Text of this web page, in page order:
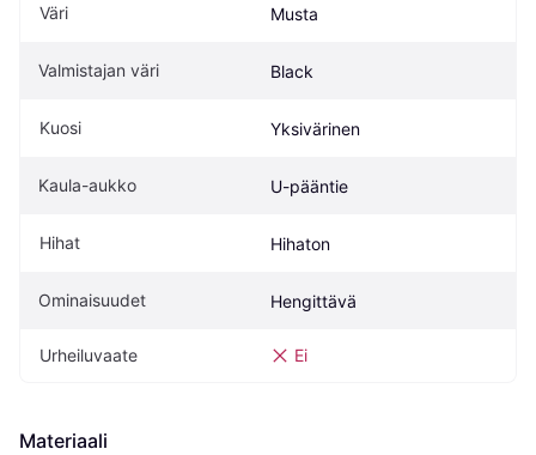
Väri Musta
Valmistajan väri Black
Kuosi Yksivärinen
Kaula-aukko U-pääntie
Hihat Hihaton
Ominaisuudet Hengittävä
Urheiluvaate Ei
Materiaali